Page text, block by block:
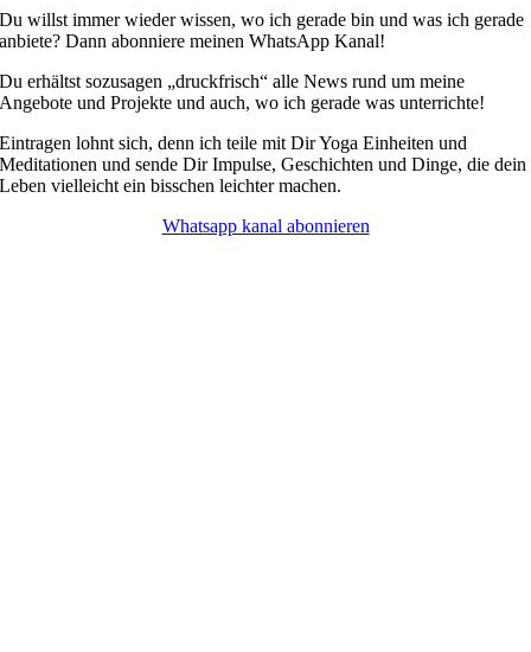
Du willst immer wieder wissen, wo ich gerade bin und was ich gerade
anbiete? Dann abonniere meinen WhatsApp Kanal!
Du erhältst sozusagen „druckfrisch“ alle News rund um meine
Angebote und Projekte und auch, wo ich gerade was unterrichte!
Eintragen lohnt sich, denn ich teile mit Dir Yoga Einheiten und
Meditationen und sende Dir Impulse, Geschichten und Dinge, die dein
Leben vielleicht ein bisschen leichter machen.
Whatsapp kanal abonnieren